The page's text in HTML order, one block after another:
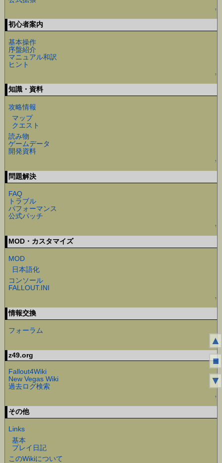
↑
初心者案内
基本操作
序盤紹介
マニュアル和訳
ヒント
↑
知識・資料
攻略情報
マップ
クエスト
読み物
ゲームデータ
開発資料
↑
問題解決
FAQ
トラブル
パフォーマンス
公式パッチ
↑
MOD・カスタマイズ
MOD
日本語化
コンソール
FALLOUT.INI
↑
情報交換
フォーラム
↑
z49.org
Fallout4Wiki
New Vegas Wiki
過去ログ検索
↑
その他
Links
基本
プレイ日記
このWikiについて
▲
■
▼